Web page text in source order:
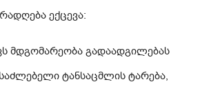
ექცევა:
მდგომარეობა გადაადგილებას
ტანსაცმლის ტარება,